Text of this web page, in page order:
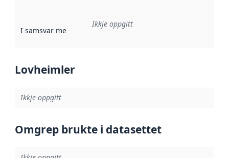
I samsvar med Referanse til ei implementeringsregel eller
Ikkje oppgitt
Lovheimler
Ikkje oppgitt
Omgrep brukte i datasettet